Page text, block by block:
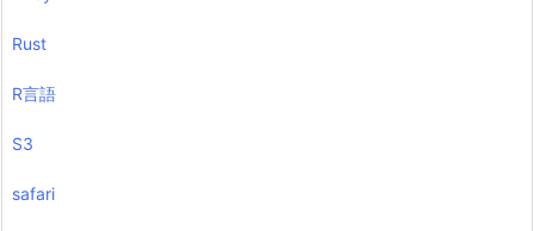
Rust
R言語
S3
safari